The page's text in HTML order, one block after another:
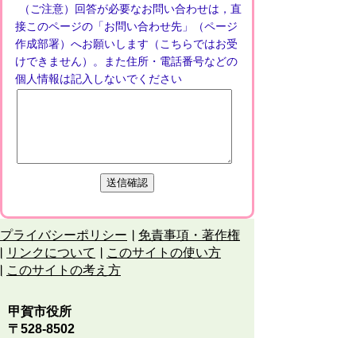
（ご注意）回答が必要なお問い合わせは，直
接このページの「お問い合わせ先」（ページ
作成部署）へお願いします（こちらではお受
けできません）。また住所・電話番号などの
個人情報は記入しないでください
プライバシーポリシー
免責事項・著作権
リンクについて
このサイトの使い方
このサイトの考え方
甲賀市役所
〒528-8502